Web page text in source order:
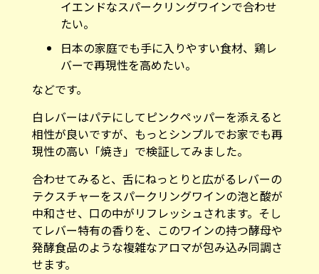
イエンドなスパークリングワインで合わせ
たい。
日本の家庭でも手に入りやすい食材、鶏レ
バーで再現性を高めたい。
などです。
白レバーはパテにしてピンクペッパーを添えると
相性が良いですが、もっとシンプルでお家でも再
現性の高い「焼き」で検証してみました。
合わせてみると、舌にねっとりと広がるレバーの
テクスチャーをスパークリングワインの泡と酸が
中和させ、口の中がリフレッシュされます。そし
てレバー特有の香りを、このワインの持つ酵母や
発酵食品のような複雑なアロマが包み込み同調さ
せます。